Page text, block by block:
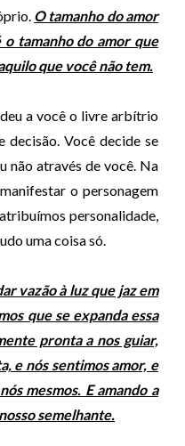
O tamanho do amor
tamanho do amor que
que você não tem.
a você o livre arbítrio
decisão. Você decide se
não através de você. Na
o personagem
personalidade,
uma coisa só.
vazão à luz que jaz em
que se expanda essa
pronta a nos guiar,
e nós sentimos amor, e
mesmos. E amando a
semelhante.